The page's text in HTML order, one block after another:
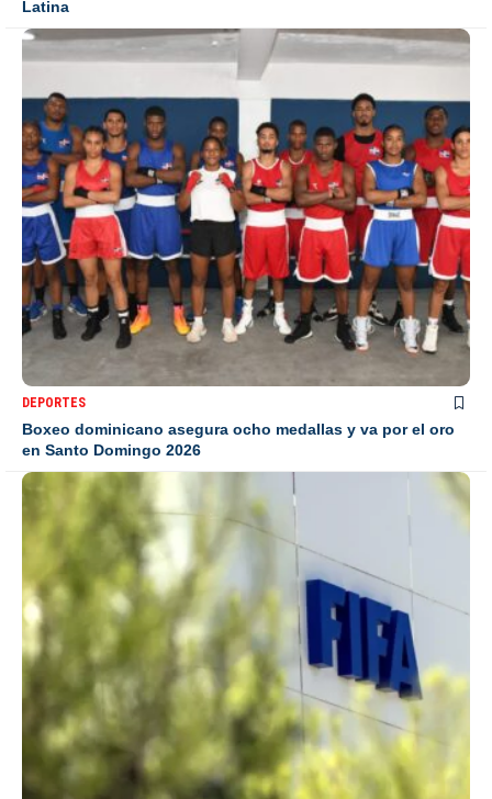
Latina
DEPORTES
Boxeo dominicano asegura ocho medallas y va por el oro
en Santo Domingo 2026